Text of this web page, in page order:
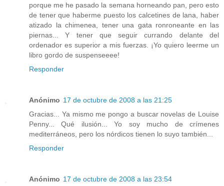
porque me he pasado la semana horneando pan, pero esto
de tener que haberme puesto los calcetines de lana, haber
atizado la chimenea, tener una gata ronroneante en las
piernas... Y tener que seguir currando delante del
ordenador es superior a mis fuerzas. ¡Yo quiero leerme un
libro gordo de suspenseeee!
Responder
Anónimo 17 de octubre de 2008 a las 21:25
Gracias... Ya mismo me pongo a buscar novelas de Louise
Penny... Qué ilusión... Yo soy mucho de crímenes
mediterráneos, pero los nórdicos tienen lo suyo también...
Responder
Anónimo 17 de octubre de 2008 a las 23:54